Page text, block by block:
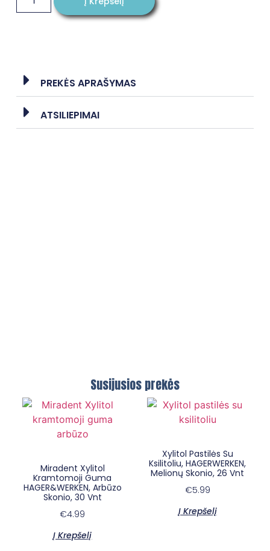
PREKĖS APRAŠYMAS
ATSILIEPIMAI
Susijusios prekės
Miradent Xylitol
Kramtomoji Guma
HAGER&WERKEN, Arbūzo
Skonio, 30 Vnt
€4.99
Į Krepšelį
Xylitol Pastilės Su
Ksilitoliu, HAGERWERKEN,
Melionų Skonio, 26 Vnt
€5.99
Į Krepšelį
E-sypsena DI odontologas